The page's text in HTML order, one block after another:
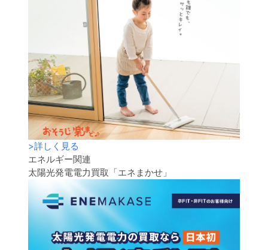
>詳しく見る
エネルギー関連
太陽光発電電力買取「エネまかせ」